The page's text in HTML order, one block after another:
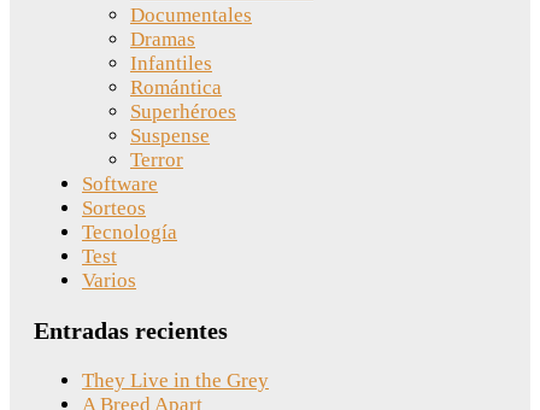
Documentales
Dramas
Infantiles
Romántica
Superhéroes
Suspense
Terror
Software
Sorteos
Tecnología
Test
Varios
Entradas recientes
They Live in the Grey
A Breed Apart